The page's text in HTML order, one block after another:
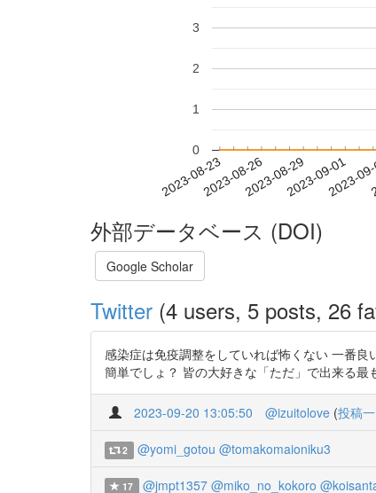
2023-08-232023-08-262023-08-292023-09-01
2023-
0
1
2
3
外部データベース (DOI)
Google Scholar
Twitter (4 users, 5 posts, 26
感染症は免疫調整をしていれば怖くない 一番
簡単でしょ？ 皆の大好きな「ただ」で出来る
2023-09-20 13:05:50 @izuitolove (投稿
2 @yomi_gotou @tomakomaioniku3
17 @jmpt1357 @miko_no_kokoro